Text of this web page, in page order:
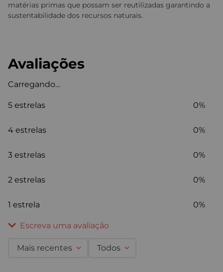
matérias primas que possam ser reutilizadas garantindo a
sustentabilidade dos recursos naturais.
Avaliações
Carregando…
5 estrelas 0%
4 estrelas 0%
3 estrelas 0%
2 estrelas 0%
1 estrela 0%
Escreva uma avaliação
Mais recentes Todos